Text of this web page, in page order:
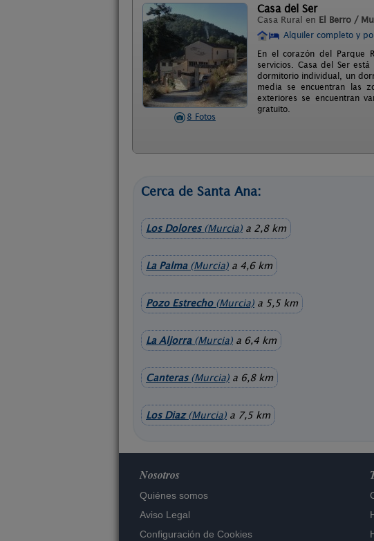
8 Fotos
Casa del Ser
Casa Rural en El Berro /
Alquiler completo y
En el corazón del Parque
servicios. Casa del Ser
dormitorio individual, un
media se encuentran las
exteriores se encuentran
gratuito.
Cerca de Santa Ana:
Los Dolores(Murcia) a 2,8 km
La Palma(Murcia) a 4,6 km
Pozo Estrecho(Murcia) a 5,5 km
La Aljorra(Murcia) a 6,4 km
Canteras(Murcia) a 6,8 km
Los Diaz(Murcia) a 7,5 km
Nosotros
Quiénes somos
Aviso Legal
Configuración de Cookies